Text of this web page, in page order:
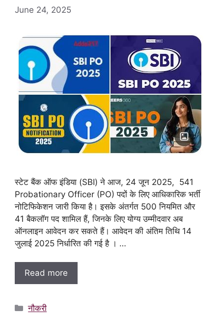
June 24, 2025
स्टेट बैंक ऑफ इंडिया (SBI) ने आज, 24 जून 2025, 541
Probationary Officer (PO) पदों के लिए आधिकारिक भर्ती
नोटिफिकेशन जारी किया है। इसके अंतर्गत 500 नियमित और
41 बैकलॉग पद शामिल हैं, जिनके लिए योग्य उम्मीदवार अब
ऑनलाइन आवेदन कर सकते हैं। आवेदन की अंतिम तिथि 14
जुलाई 2025 निर्धारित की गई है । …
Read more
Categories
नौकरी